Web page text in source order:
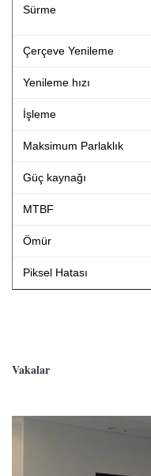
Sürme
Çerçeve Yenileme
Yenileme hızı
İşleme
Maksimum Parlaklık
Güç kaynağı
MTBF
Ömür
Piksel Hatası
Vakalar